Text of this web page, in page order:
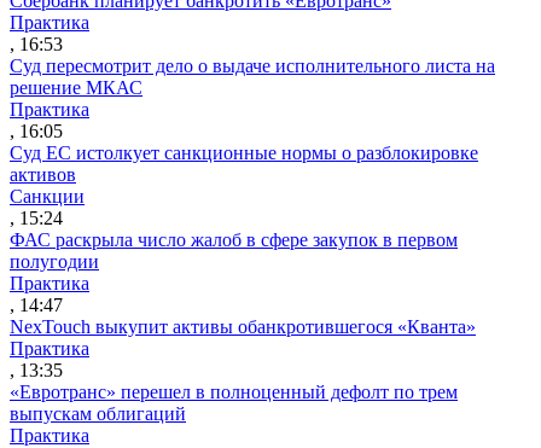
Практика
, 16:53
Суд пересмотрит дело о выдаче исполнительного листа на
решение МКАС
Практика
, 16:05
Суд ЕС истолкует санкционные нормы о разблокировке
активов
Санкции
, 15:24
ФАС раскрыла число жалоб в сфере закупок в первом
полугодии
Практика
, 14:47
NexTouch выкупит активы обанкротившегося «Кванта»
Практика
, 13:35
«Евротранс» перешел в полноценный дефолт по трем
выпускам облигаций
Практика